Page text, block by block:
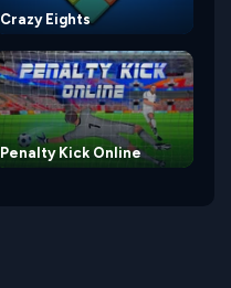
Crazy Eights
Penalty Kick Online